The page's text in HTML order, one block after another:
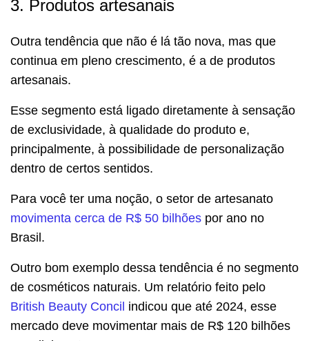
3. Produtos artesanais
Outra tendência que não é lá tão nova, mas que
continua em pleno crescimento, é a de produtos
artesanais.
Esse segmento está ligado diretamente à sensação
de exclusividade, à qualidade do produto e,
principalmente, à possibilidade de personalização
dentro de certos sentidos.
Para você ter uma noção, o setor de artesanato
movimenta cerca de R$ 50 bilhões por ano no
Brasil.
Outro bom exemplo dessa tendência é no segmento
de cosméticos naturais. Um relatório feito pelo
British Beauty Concil indicou que até 2024, esse
mercado deve movimentar mais de R$ 120 bilhões